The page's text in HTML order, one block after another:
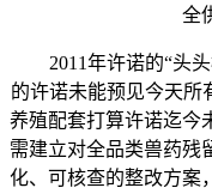
全
2011年许诺的“头头
的许诺未能预见今天所
养殖配套打算许诺迄今
需建立对全品类兽药残
化、可核查的整改方案